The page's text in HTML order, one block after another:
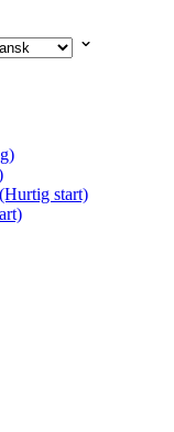
start)